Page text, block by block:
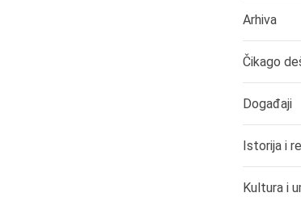
Arhiva
Čikago
Događaji
Istorija i
Kultura i